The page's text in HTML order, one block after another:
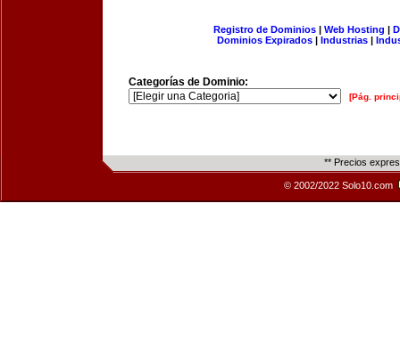
Registro de Dominios| Web Hosting |
Dominios Expirados | Industrias |
Categorías de Dominio:
[Pág.
** Precios
© 2002/2022 Solo10.com